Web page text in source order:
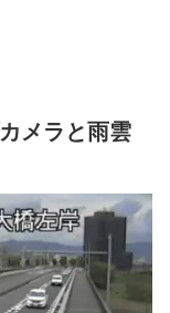
メラと雨雲